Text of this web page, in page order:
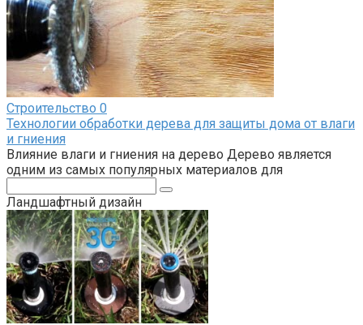
Строительство 0
Технологии обработки дерева для защиты дома от влаги
и гниения
Влияние влаги и гниения на дерево Дерево является
одним из самых популярных материалов для
Ландшафтный дизайн